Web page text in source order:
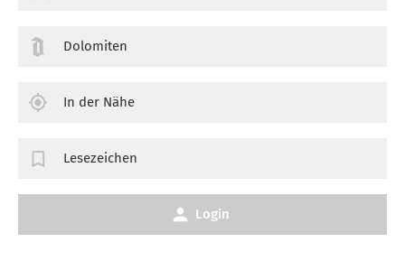
Dolomiten
In der Nähe
Lesezeichen
Login